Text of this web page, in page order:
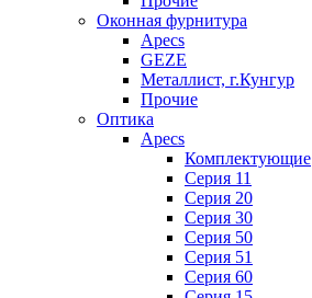
Оконная фурнитура
Apecs
GEZE
Металлист, г.Кунгур
Прочие
Оптика
Apecs
Комплектующие
Серия 11
Серия 20
Серия 30
Серия 50
Серия 51
Серия 60